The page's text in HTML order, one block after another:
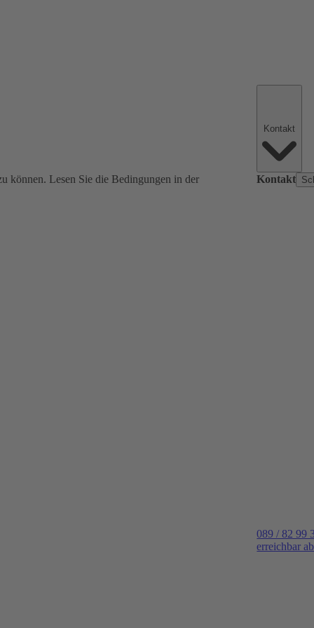
können. Lesen Sie die Bedingungen in der Kontakt
089 / 82 99
erreichbar